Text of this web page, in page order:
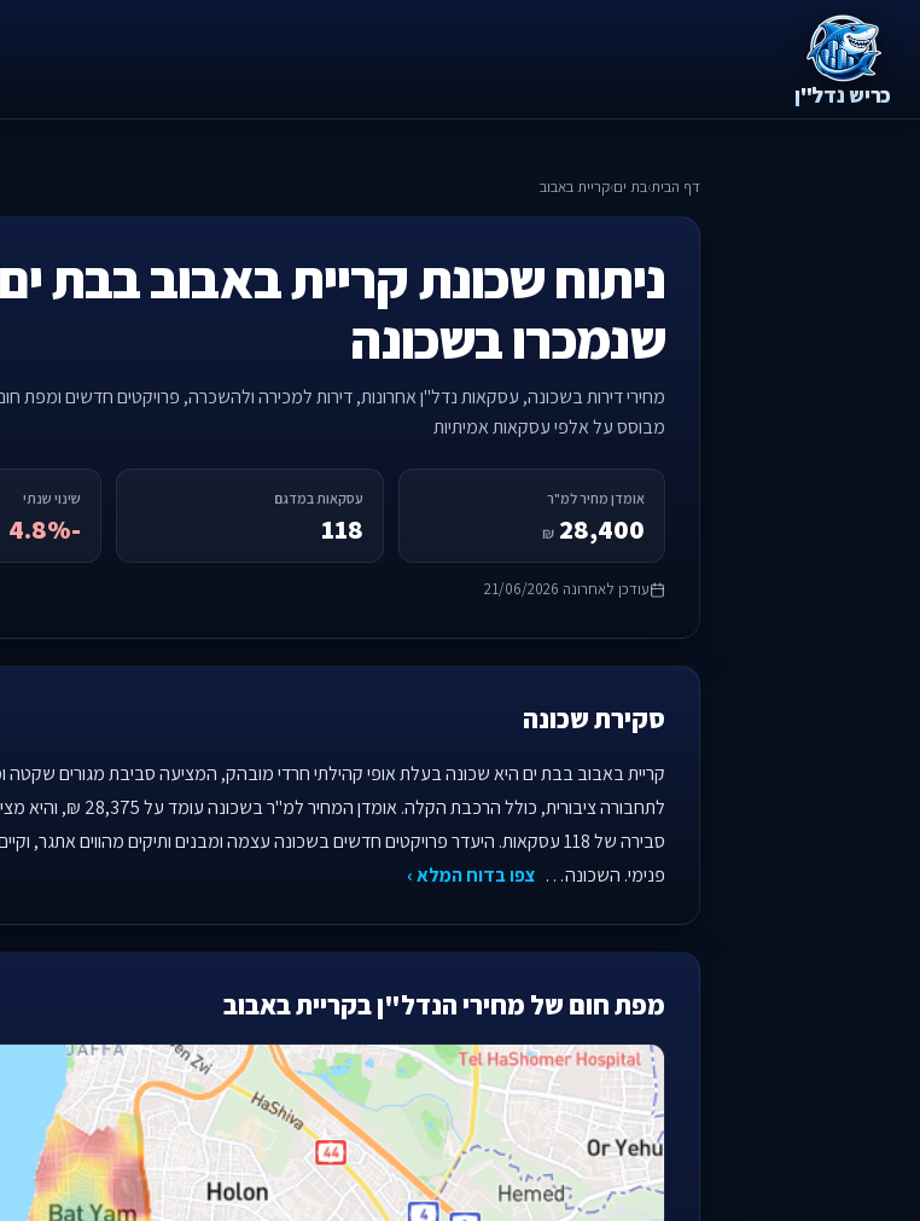
כריש נדל"ן
דף הבית›בת ים›קריית באבוב
ניתוח שכונת קריית באבוב בבת
שנמכרו בשכונה
מחירי דירות בשכונה, עסקאות נדל"ן אחרונות, דירות למכירה ולהשכרה, פרויקטים חדשים ומפת
מבוסס על אלפי עסקאות אמיתיות
אומדן מחיר למ"ר
28,400
₪
עסקאות במדגם
118
שינוי שנתי
-4.8%
עודכן לאחרונה 21/06/2026
סקירת שכונה
קריית באבוב בבת ים היא שכונה בעלת אופי קהילתי חרדי מובהק, המציעה סביבת מגורים שקטה
סבירה של 118 עסקאות. היעדר פרויקטים חדשים בשכונה עצמה ומבנים ותיקים מהווים
פנימי. השכונה… צפו בדוח המלא ›
מפת חום של מחירי הנדל"ן בקריית באבוב